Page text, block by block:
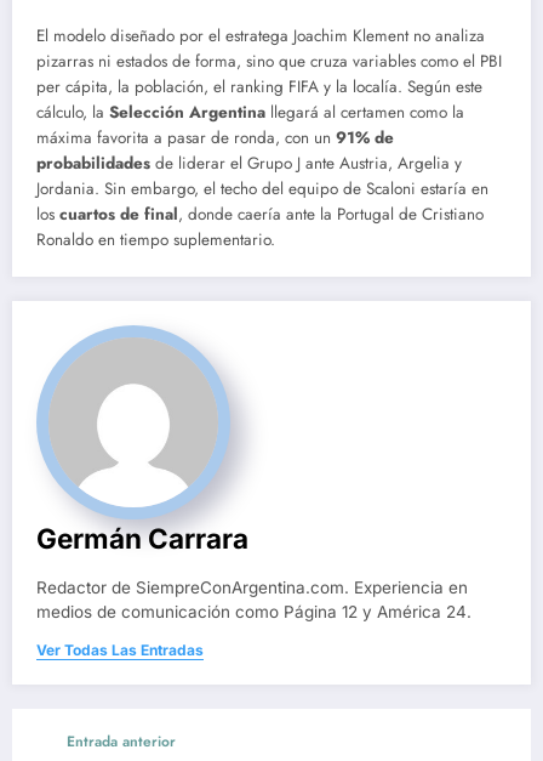
El modelo diseñado por el estratega Joachim Klement no analiza
pizarras ni estados de forma, sino que cruza variables como el PBI
per cápita, la población, el ranking FIFA y la localía. Según este
cálculo, la Selección Argentina llegará al certamen como la
máxima favorita a pasar de ronda, con un 91% de
probabilidades de liderar el Grupo J ante Austria, Argelia y
Jordania. Sin embargo, el techo del equipo de Scaloni estaría en
los cuartos de final, donde caería ante la Portugal de Cristiano
Ronaldo en tiempo suplementario.
Germán Carrara
Redactor de SiempreConArgentina.com. Experiencia en
medios de comunicación como Página 12 y América 24.
Ver Todas Las Entradas
Entrada anterior